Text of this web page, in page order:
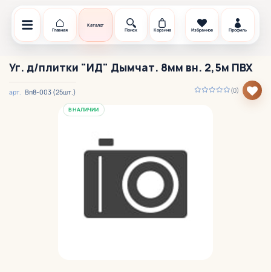
Главная
Каталог
Поиск
Корзина Избранное Профиль
Уг. д/плитки "ИД" Дымчат. 8мм вн. 2,5м ПВХ
(0)
арт. Вп8-003 (25шт.)
В НАЛИЧИИ